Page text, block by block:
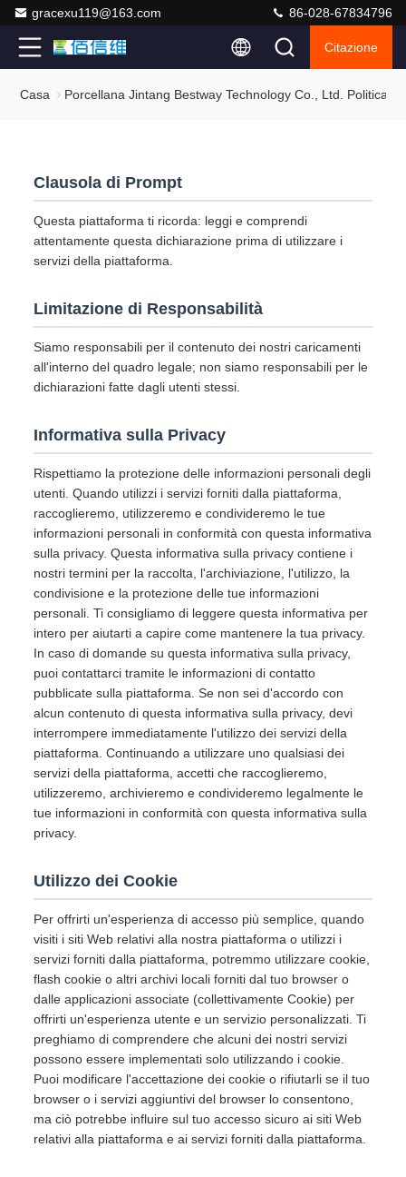
gracexu119@163.com 86-028-67834796
Citazione
Casa Porcellana Jintang Bestway Technology Co., Ltd. Politica
Clausola di Prompt
Questa piattaforma ti ricorda: leggi e comprendi
attentamente questa dichiarazione prima di utilizzare i
servizi della piattaforma.
Limitazione di Responsabilità
Siamo responsabili per il contenuto dei nostri caricamenti
all'interno del quadro legale; non siamo responsabili per le
dichiarazioni fatte dagli utenti stessi.
Informativa sulla Privacy
Rispettiamo la protezione delle informazioni personali degli
utenti. Quando utilizzi i servizi forniti dalla piattaforma,
raccoglieremo, utilizzeremo e condivideremo le tue
informazioni personali in conformità con questa informativa
sulla privacy. Questa informativa sulla privacy contiene i
nostri termini per la raccolta, l'archiviazione, l'utilizzo, la
condivisione e la protezione delle tue informazioni
personali. Ti consigliamo di leggere questa informativa per
intero per aiutarti a capire come mantenere la tua privacy.
In caso di domande su questa informativa sulla privacy,
puoi contattarci tramite le informazioni di contatto
pubblicate sulla piattaforma. Se non sei d'accordo con
alcun contenuto di questa informativa sulla privacy, devi
interrompere immediatamente l'utilizzo dei servizi della
piattaforma. Continuando a utilizzare uno qualsiasi dei
servizi della piattaforma, accetti che raccoglieremo,
utilizzeremo, archivieremo e condivideremo legalmente le
tue informazioni in conformità con questa informativa sulla
privacy.
Utilizzo dei Cookie
Per offrirti un'esperienza di accesso più semplice, quando
visiti i siti Web relativi alla nostra piattaforma o utilizzi i
servizi forniti dalla piattaforma, potremmo utilizzare cookie,
flash cookie o altri archivi locali forniti dal tuo browser o
dalle applicazioni associate (collettivamente Cookie) per
offrirti un'esperienza utente e un servizio personalizzati. Ti
preghiamo di comprendere che alcuni dei nostri servizi
possono essere implementati solo utilizzando i cookie.
Puoi modificare l'accettazione dei cookie o rifiutarli se il tuo
browser o i servizi aggiuntivi del browser lo consentono,
ma ciò potrebbe influire sul tuo accesso sicuro ai siti Web
relativi alla piattaforma e ai servizi forniti dalla piattaforma.